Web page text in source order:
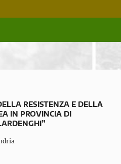
RESISTENZA E DELLA
IN PROVINCIA DI